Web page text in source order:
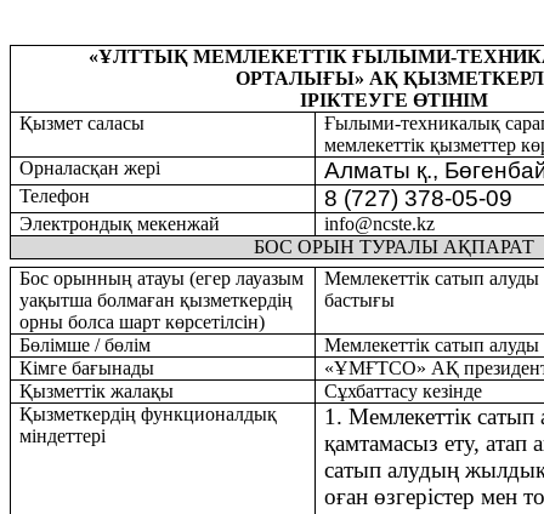
«ҰЛТТЫҚ МЕМЛЕКЕТТІК ҒЫЛЫМИ-
ОРТАЛЫҒЫ» АҚ
ІРІКТЕУГЕ ӨТІНІМ
Қызмет саласы
Ғылыми-техникалық
мемлекеттік қызметтер
Орналасқан жері
Алматы қ.,
Телефон 8 (727) 378-05-09
Электрондық мекенжай info@ncste.kz
БОС ОРЫН ТУРАЛЫ АҚПАРАТ
Бос орынның атауы (егер лауазым
уақытша болмаған қызметкердің
орны болса шарт көрсетілсін)
Мемлекеттік сатып алуды
бастығы
Бөлімше / бөлім
Мемлекеттік сатып алуды
Кімге бағынады
«ҰМҒТСО» АҚ
Қызметтік жалақы
Сұхбаттасу кезінде
Қызметкердің функционалдық
міндеттері
1. Мемлекеттік сатып
қамтамасыз ету, атап
сатып алудың
оған өзгерістер мен